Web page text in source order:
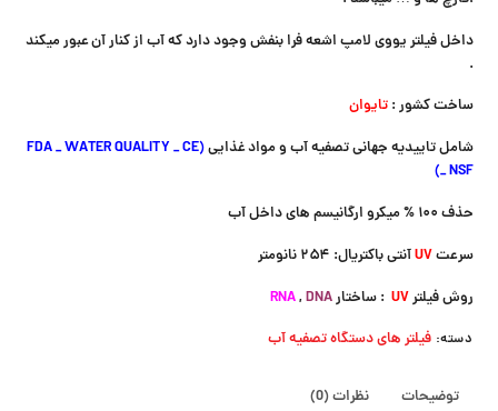
داخل فیلتر یووی لامپ اشعه فرا بنفش وجود دارد که آب از کنار آن عبور میکند
.
ساخت کشور :تایوان
شامل تاییدیه جهانی تصفیه آب و مواد غذایی (FDA _ WATER QUALITY _ CE
_ NSF)
حذف ۱۰۰ % میکرو ارگانیسم های داخل آب
سرعتUVآنتی باکتریال: ۲۵۴ نانومتر
روش فیلترUV : ساختار RNA,DNA
دسته: فیلتر های دستگاه تصفیه آب
توضیحات نظرات (0)